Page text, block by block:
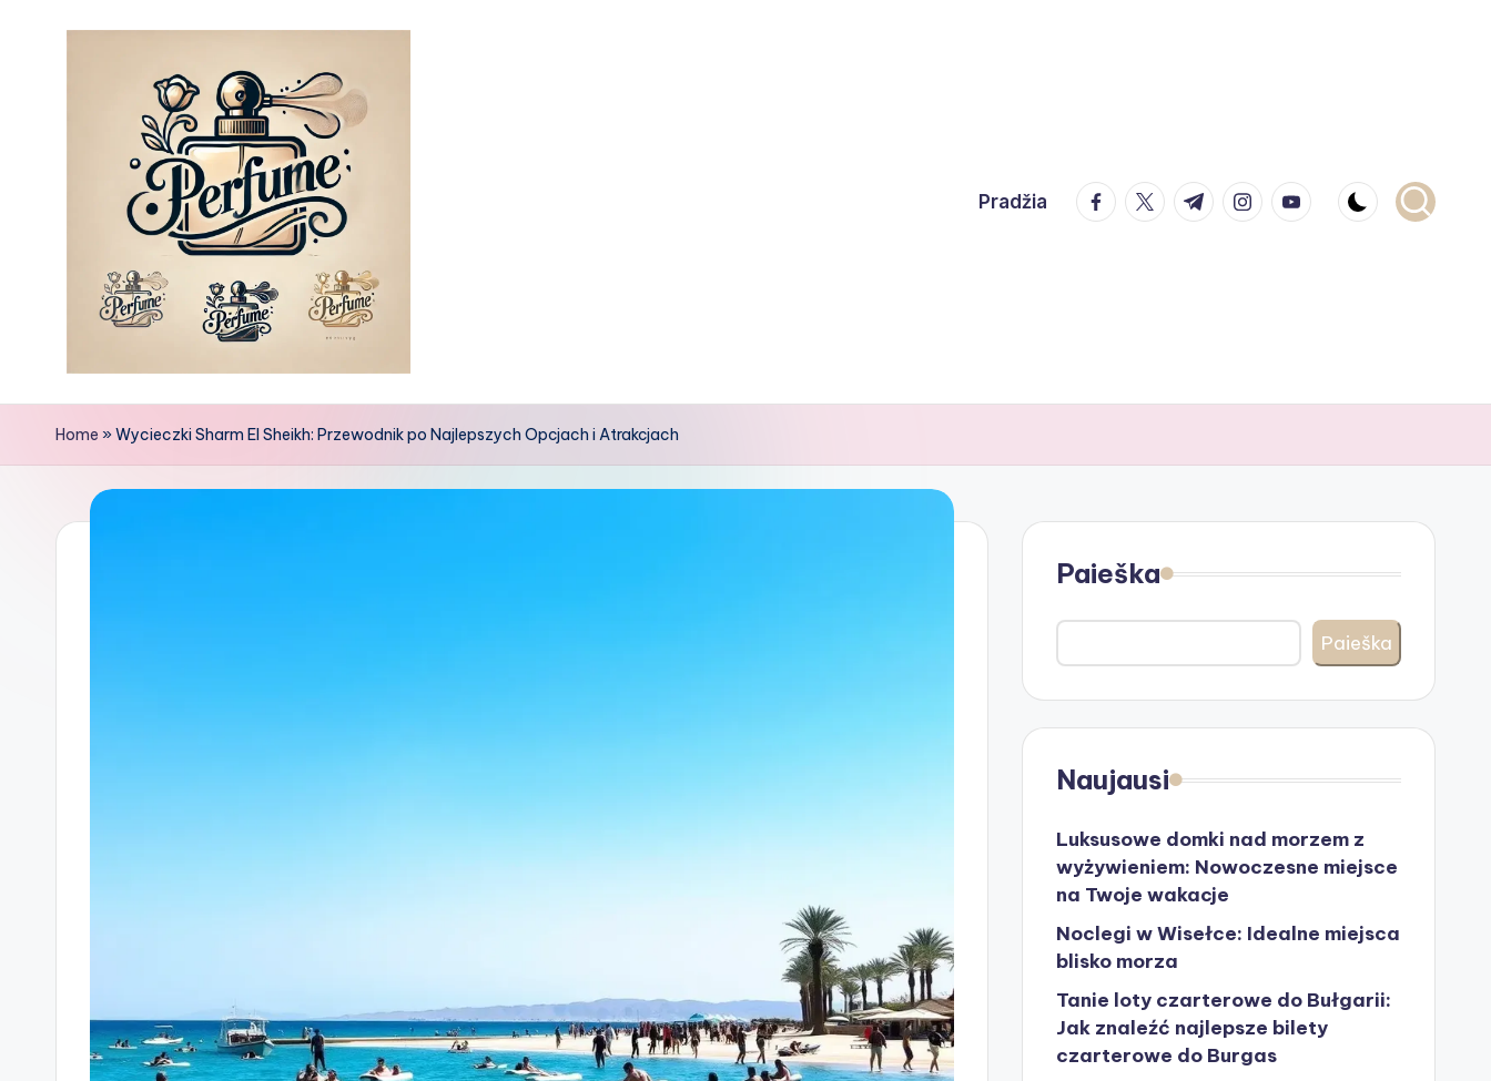
Pradžia facebook.com
twitter.com
t.me instagram.com
youtube.com
Home »Wycieczki Sharm El Sheikh: Przewodnik po Najlepszych Opcjach i Atrakcjach
Paieška
Paieška
Naujausi
Luksusowe domki nad morzem z
wyżywieniem: Nowoczesne miejsce
na Twoje wakacje
Noclegi w Wisełce: Idealne miejsca
blisko morza
Tanie loty czarterowe do Bułgarii:
Jak znaleźć najlepsze bilety
czarterowe do Burgas